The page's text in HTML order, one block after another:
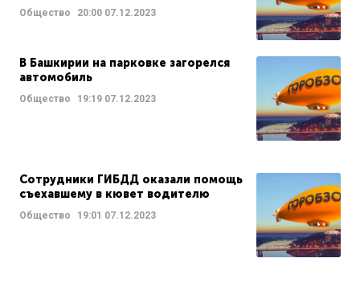
Общество 20:00 07.12.2023
В Башкирии на парковке загорелся
автомобиль
Общество 19:19 07.12.2023
Сотрудники ГИБДД оказали помощь
съехавшему в кювет водителю
Общество 19:01 07.12.2023